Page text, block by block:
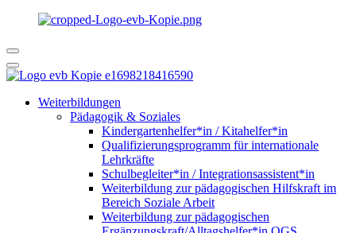
Weiterbildungen
Pädagogik & Soziales
Kindergartenhelfer*in / Kitahelfer*in
Qualifizierungsprogramm für internationale
Lehrkräfte
Schulbegleiter*in / Integrationsassistent*in
Weiterbildung zur pädagogischen Hilfskraft im
Bereich Soziale Arbeit
Weiterbildung zur pädagogischen